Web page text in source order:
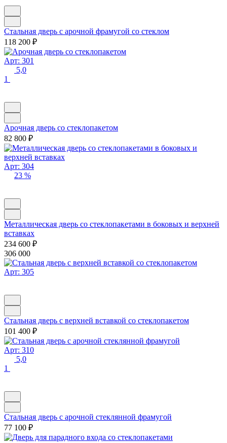
Стальная дверь с арочной фрамугой со стеклом
118 200 ₽
Арт: 301
5,0
1
Арочная дверь со стеклопакетом
82 800 ₽
Арт: 304
23 %
Металлическая дверь со стеклопакетами в боковых и верхней
вставках
234 600 ₽
306 000
Арт: 305
Стальная дверь с верхней вставкой со стеклопакетом
101 400 ₽
Арт: 310
5,0
1
Стальная дверь с арочной стеклянной фрамугой
77 100 ₽